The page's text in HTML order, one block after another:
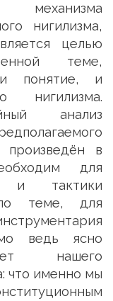
механизма
нигилизма,
целью
теме,
и понятие, и
нигилизма.
анализ
произведён в
для
и тактики
по теме, для
ведь ясно
нашего
что именно мы